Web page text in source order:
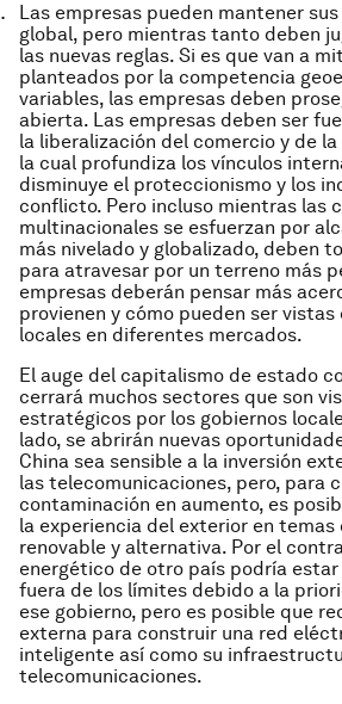
Las empresas pueden mantener
global, pero mientras tanto deben
las nuevas reglas. Si es que van a
planteados por la competencia
variables, las empresas deben
abierta. Las empresas deben ser
la liberalización del comercio y de
la cual profundiza los vínculos
disminuye el proteccionismo y los
conflicto. Pero incluso mientras las
multinacionales se esfuerzan por
más nivelado y globalizado, deben
para atravesar por un terreno más
empresas deberán pensar más
provienen y cómo pueden ser
locales en diferentes mercados.
El auge del capitalismo de estado
cerrará muchos sectores que son
estratégicos por los gobiernos
lado, se abrirán nuevas
China sea sensible a la inversión
las telecomunicaciones, pero, para
contaminación en aumento, es
la experiencia del exterior en temas
renovable y alternativa. Por el
energético de otro país podría
fuera de los límites debido a la
ese gobierno, pero es posible que
externa para construir una red
inteligente así como su
telecomunicaciones.